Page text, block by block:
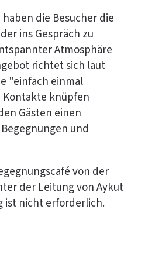
die Besucher die
ins Gespräch zu
Atmosphäre
richtet sich laut
"einfach einmal
knüpfen
Gästen einen
und
von der
der Leitung von Aykut
ist nicht erforderlich.